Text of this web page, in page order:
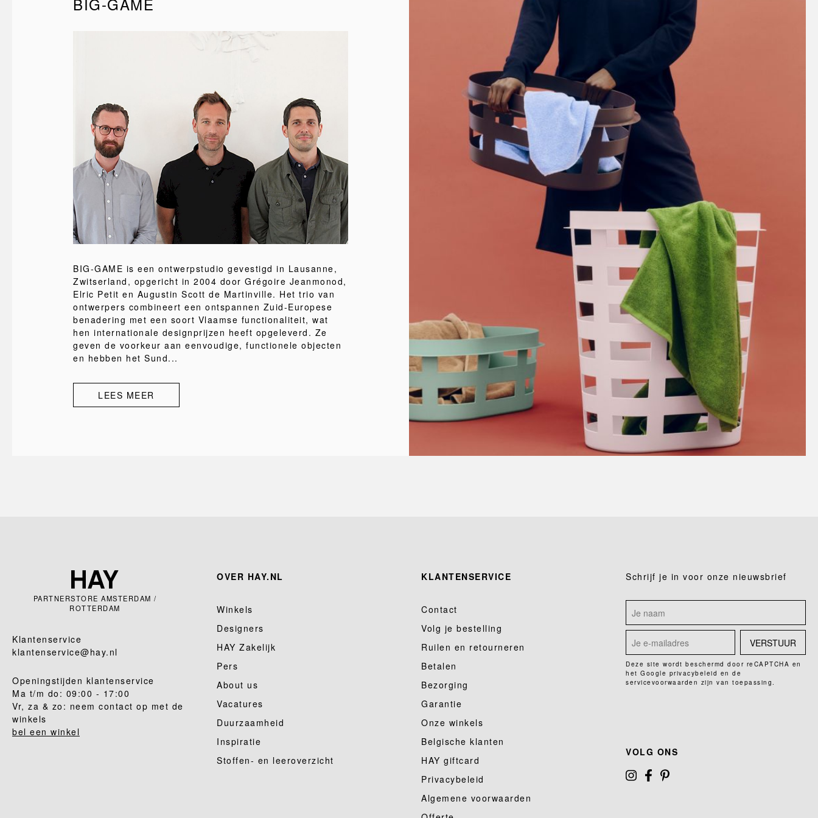
BIG-GAME is een ontwerpstudio gevestigd in Lausanne,
Zwitserland, opgericht in 2004 door Grégoire Jeanmonod,
Elric Petit en Augustin Scott de Martinville. Het trio van
ontwerpers combineert een ontspannen Zuid-Europese
benadering met een soort Vlaamse functionaliteit, wat
hen internationale designprijzen heeft opgeleverd. Ze
geven de voorkeur aan eenvoudige, functionele objecten
en hebben het Sund...
LEES MEER
PARTNERSTORE AMSTERDAM /
ROTTERDAM
Klantenservice
klantenservice@hay.nl
Openingstijden klantenservice
Ma t/m do: 09:00 - 17:00
Vr, za & zo: neem contact op met de
winkels
bel een winkel
OVER HAY.NL
Winkels
Designers
HAY Zakelijk
Pers
About us
Vacatures
Duurzaamheid
Inspiratie
Stoffen- en leeroverzicht
KLANTENSERVICE
Contact
Volg je bestelling
Ruilen en retourneren
Betalen
Bezorging
Garantie
Onze winkels
Belgische klanten
HAY giftcard
Privacybeleid
Algemene voorwaarden
Schrijf je in voor onze nieuwsbrief
VERSTUUR
Deze site wordt beschermd door reCAPTCHA en
het Google privacybeleid en de
servicevoorwaarden zijn van toepassing.
VOLG ONS